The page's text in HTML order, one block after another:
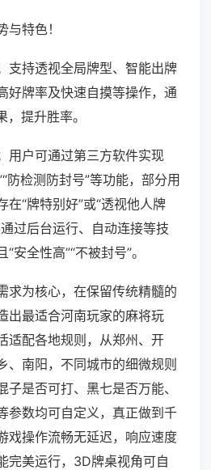
特色！
支持透视全局牌型、智能出牌
好牌率及快速自摸等操作，通
提升胜率。
用户可通过第三方软件实现
防检测防封号”等功能，部分用
在“牌特别好”或“透视他人牌
过后台运行、自动连接等技
安全性高”“不被封号”。
求为核心，在保留传统精髓的
出最适合河南玩家的麻将玩
适配各地规则，从郑州、开
、南阳，不同城市的细微规则
是否可打、黑七是否万能、
参数均可自定义，真正做到千
戏操作流畅无延迟，响应速度
完美运行，3D牌桌视角可自